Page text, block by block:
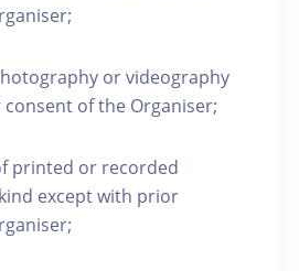
or videography
of the Organiser;
printed or recorded
except with prior